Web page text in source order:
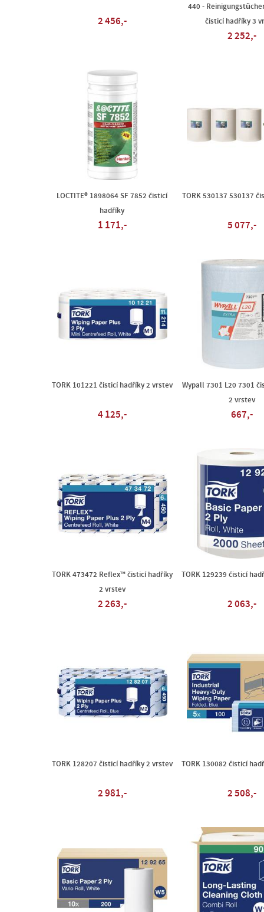
2 456,-
440 -
čisticí hadříky 3
2 252,-
LOCTITE® 1898064 SF 7852 čisticí
hadříky
1 171,-
TORK 530137 530137
5 077,-
TORK 101221 čisticí hadříky 2 vrstev
4 125,-
Wypall 7301 L20 7301
2 vrstev
667,-
TORK 473472 Reflex™ čisticí hadříky
2 vrstev
2 263,-
TORK 129239 čisticí
2 063,-
TORK 128207 čisticí hadříky 2 vrstev
2 981,-
TORK 130082 čisticí
2 508,-